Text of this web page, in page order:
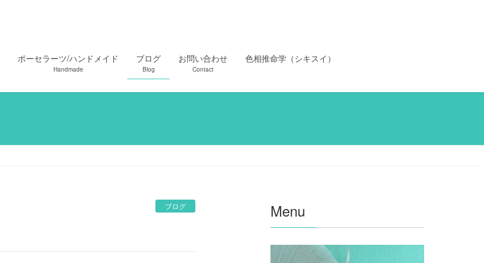
ポーセラーツ/ハンドメイド
Handmade
ブログ
Blog
お問い合わせ
Contact
色相推命学（シキスイ）
ブログ Menu